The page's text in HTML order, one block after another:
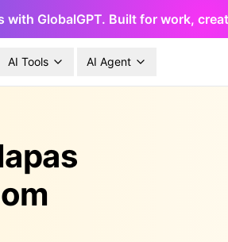
with GlobalGPT. Built for work,
AI Tools AI Agent